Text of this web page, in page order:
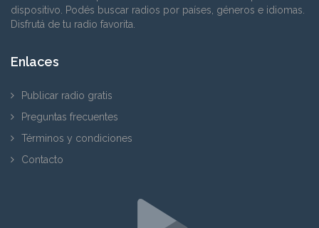
dispositivo. Podés buscar radios por países, géneros e idiomas.
Disfrutá de tu radio favorita.
Enlaces
Publicar radio gratis
Preguntas frecuentes
Términos y condiciones
Contacto